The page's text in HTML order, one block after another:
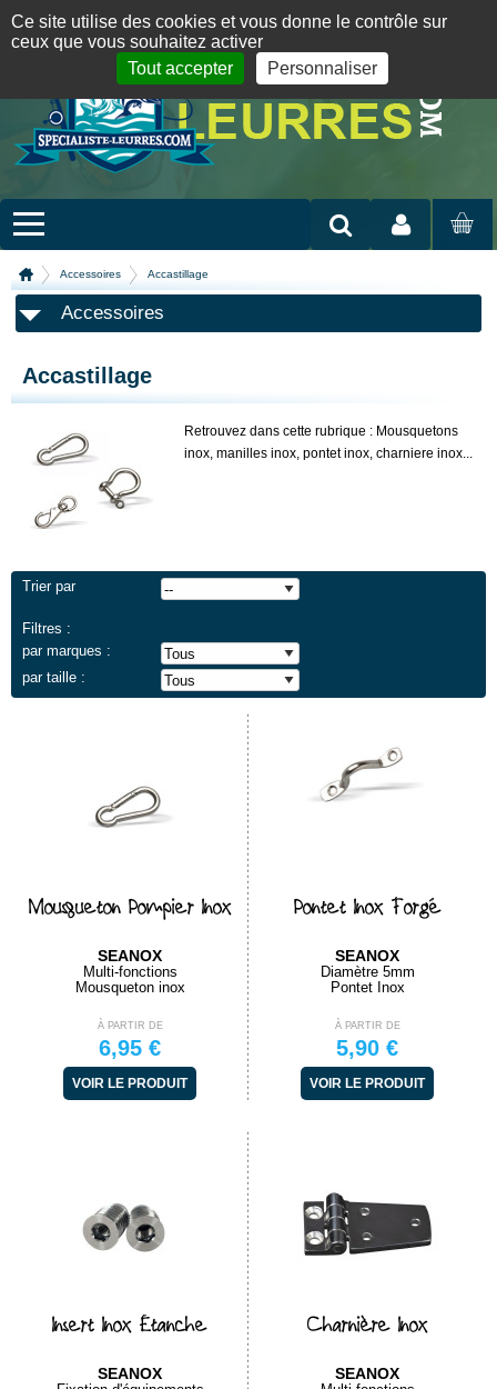
09 72 36 55 01 06 08 07 98 87 English version
MON
Accessoires Accastillage
Accessoires
Accastillage
Retrouvez dans cette rubrique : Mousquetons
inox, manilles inox, pontet inox, charniere inox...
Trier par
Filtres :
par marques :
par taille :
Mousqueton Pompier Inox
SEANOX
Multi-fonctions
Mousqueton inox
À PARTIR DE
6,95 €
VOIR LE PRODUIT
Pontet Inox Forgé
SEANOX
Diamètre 5mm
Pontet Inox
À PARTIR DE
5,90 €
VOIR LE PRODUIT
Insert Inox Étanche
SEANOX
Charnière Inox
SEANOX
Panneau de gestion des cookies
Ce site utilise des cookies et vous donne le contrôle sur
ceux que vous souhaitez activer
Tout accepter
Personnaliser